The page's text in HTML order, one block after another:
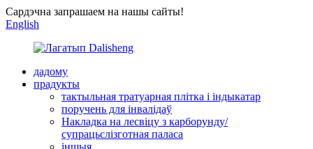
Сардэчна запрашаем на нашы сайты!
English
дадому
прадукты
тактыльная тратуарная плітка і індыкатар
поручень для інвалідаў
Накладка на лесвіцу з карборунду/
супрацьслізготная паласа
іншыя